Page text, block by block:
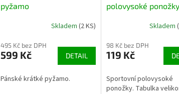
pyžamo
Skladem (2 KS)
495 Kč bez DPH
599 Kč DETAIL
Pánské krátké pyžamo.
polovysoké ponožky
Skladem
98 Kč bez DPH
119 Kč
Sportovní polovysoké
ponožky. Tabulka